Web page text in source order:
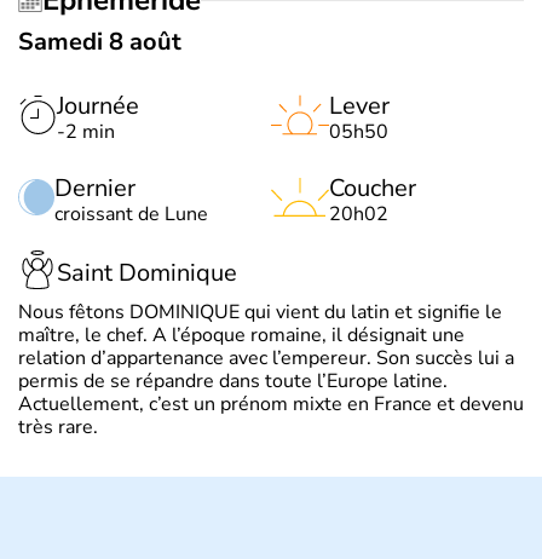
Samedi 8 août
Journée
-2 min
Dernier
croissant de Lune
Lever
05h50
Coucher
20h02
Saint Dominique
Nous fêtons DOMINIQUE qui vient du latin et signifie le
maître, le chef. A l’époque romaine, il désignait une
relation d’appartenance avec l’empereur. Son succès lui a
permis de se répandre dans toute l’Europe latine.
Actuellement, c’est un prénom mixte en France et devenu
très rare.